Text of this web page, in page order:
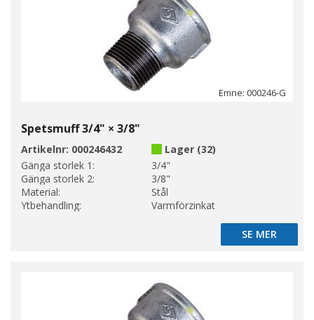
Emne: 000246-G
Spetsmuff 3/4" × 3/8"
Artikelnr: 000246432
Lager (32)
Gänga storlek 1:
3/4"
Gänga storlek 2:
3/8"
Material:
Stål
Ytbehandling:
Varmförzinkat
SE MER
SE MER